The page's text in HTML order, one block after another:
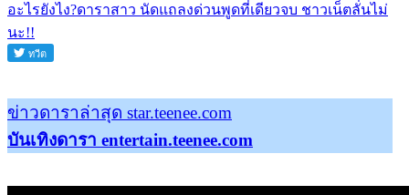
อะไรยังไง?ดาราสาว นัดแถลงด่วนพูดที่เดียวจบ ชาวเน็ตลั่นไม่
นะ!!
ข่าวดาราล่าสุด star.teenee.com
บันเทิงดารา entertain.teenee.com